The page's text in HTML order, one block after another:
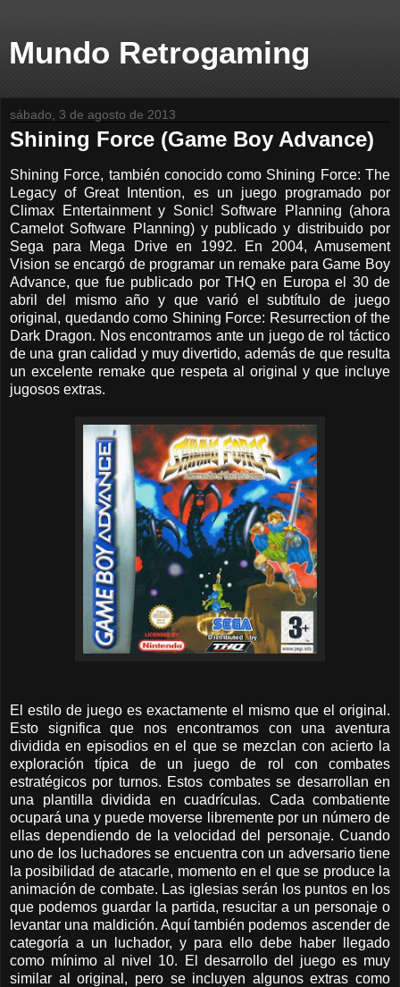
Mundo Retrogaming
sábado, 3 de agosto de 2013
Shining Force (Game Boy Advance)
Shining Force, también conocido como Shining Force: The
Legacy of Great Intention, es un juego programado por
Climax Entertainment y Sonic! Software Planning (ahora
Camelot Software Planning) y publicado y distribuido por
Sega para Mega Drive en 1992. En 2004, Amusement
Vision se encargó de programar un remake para Game Boy
Advance, que fue publicado por THQ en Europa el 30 de
abril del mismo año y que varió el subtítulo de juego
original, quedando como Shining Force: Resurrection of the
Dark Dragon. Nos encontramos ante un juego de rol táctico
de una gran calidad y muy divertido, además de que resulta
un excelente remake que respeta al original y que incluye
jugosos extras.
El estilo de juego es exactamente el mismo que el original.
Esto significa que nos encontramos con una aventura
dividida en episodios en el que se mezclan con acierto la
exploración típica de un juego de rol con combates
estratégicos por turnos. Estos combates se desarrollan en
una plantilla dividida en cuadrículas. Cada combatiente
ocupará una y puede moverse libremente por un número de
ellas dependiendo de la velocidad del personaje. Cuando
uno de los luchadores se encuentra con un adversario tiene
la posibilidad de atacarle, momento en el que se produce la
animación de combate. Las iglesias serán los puntos en los
que podemos guardar la partida, resucitar a un personaje o
levantar una maldición. Aquí también podemos ascender de
categoría a un luchador, y para ello debe haber llegado
como mínimo al nivel 10. El desarrollo del juego es muy
similar al original, pero se incluyen algunos extras como